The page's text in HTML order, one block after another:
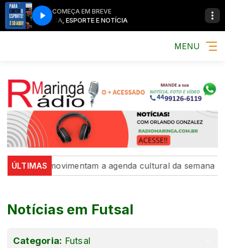
COMEÇA EM BREVE
MÚSICA, ESPORTE E NOTÍCIA MÚSICA,
MENU
ÚLTIMAS
movimentam a agenda cultural da semana
Notícias em Futsal
Categoria: Futsal